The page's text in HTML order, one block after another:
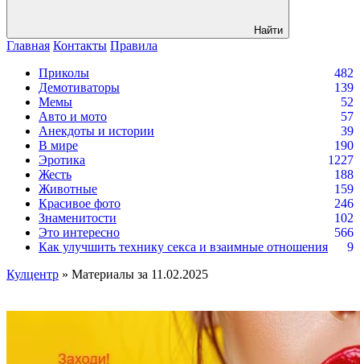
Найти
Главная Контакты Правила
Приколы
482
Демотиваторы
139
Мемы
52
Авто и мото
57
Анекдоты и истории
39
В мире
190
Эротика
1227
Жесть
188
Животные
159
Красивое фото
246
Знаменитости
102
Это интересно
566
Как улучшить технику секса и взаимные отношения
9
Кулцентр » Материалы за 11.02.2025